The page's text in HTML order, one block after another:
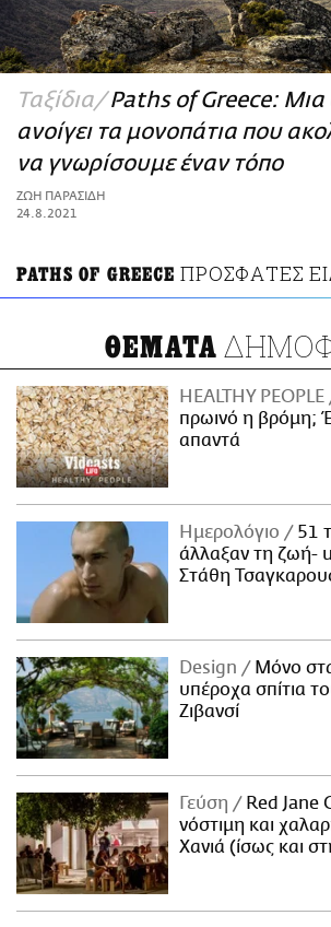
ΑΜΠΑ
PRINT
Ταξίδια Paths of Greece:
ανοίγει τα μονοπάτια που
να γνωρίσουμε έναν τόπο
ΖΩΗ ΠΑΡΑΣΙΔΗ
24.8.2021
PATHS OF GREECE ΠΡΟΣΦΑΤΕΣ
ΘΕΜΑΤΑ
HEALTHY PEOPLE
πρωινό η βρόμη;
απαντά
Ημερολόγιο
51
άλλαξαν τη ζωή-
Στάθη
Design
Μόνο
υπέροχα σπίτια
Ζιβανσί
Γεύση
Red Jane
νόστιμη και
Χανιά (ίσως και